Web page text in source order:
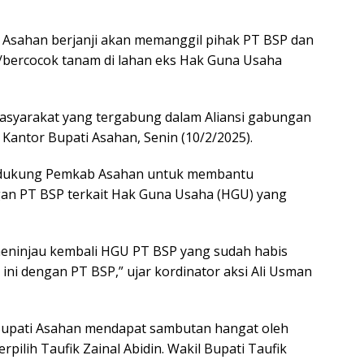
berjanji akan memanggil pihak PT BSP dan
tanam di lahan eks Hak Guna Usaha
yang tergabung dalam Aliansi gabungan
Bupati Asahan, Senin (10/2/2025).
Pemkab Asahan untuk membantu
PT BSP terkait Hak Guna Usaha (HGU) yang
kembali HGU PT BSP yang sudah habis
dengan PT BSP,” ujar kordinator aksi Ali Usman
Asahan mendapat sambutan hangat oleh
Taufik Zainal Abidin. Wakil Bupati Taufik